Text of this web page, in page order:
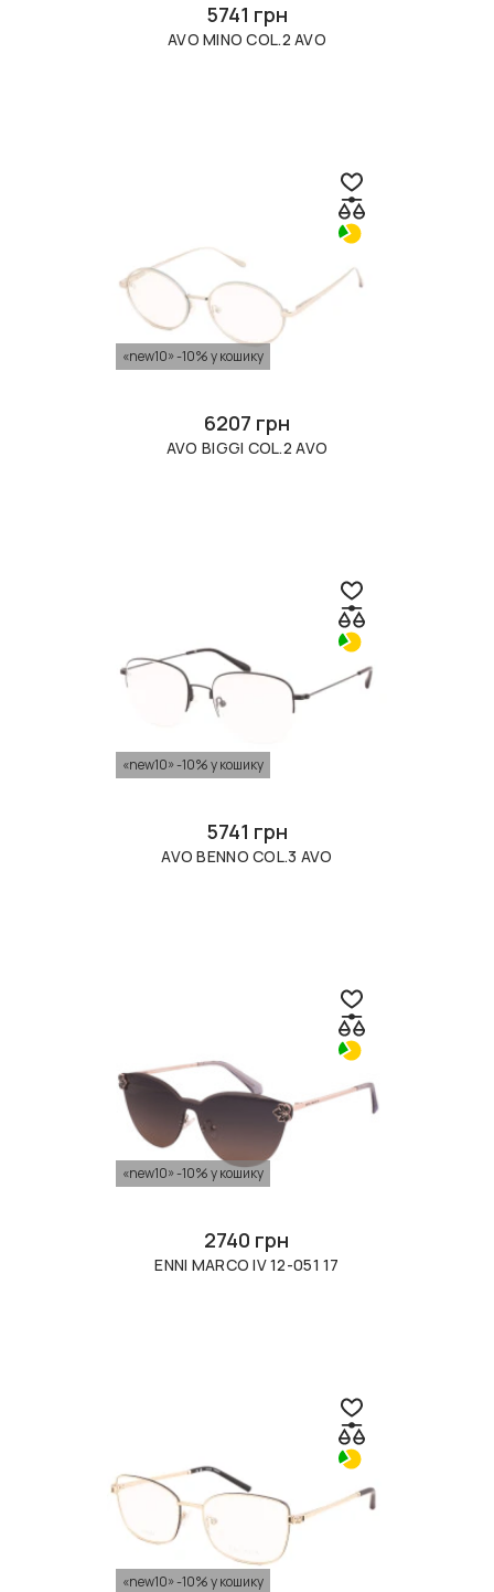
5741 грн
AVO MINO COL.2 AVO
«new10» -10% у кошику
6207 грн
AVO BIGGI COL.2 AVO
«new10» -10% у кошику
5741 грн
AVO BENNO COL.3 AVO
«new10» -10% у кошику
2740 грн
ENNI MARCO IV 12-051 17
«new10» -10% у кошику